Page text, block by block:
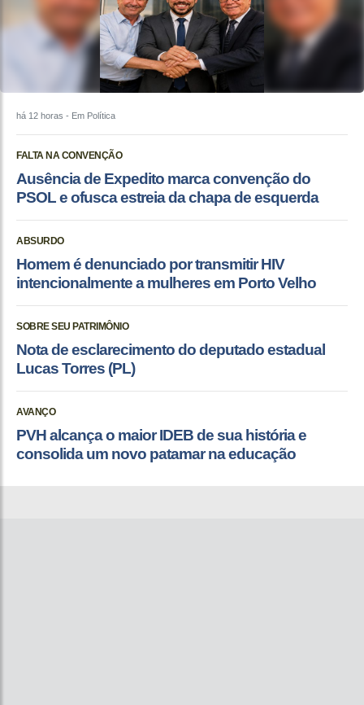
há 12 horas - Em Política
FALTA NA CONVENÇÃO
Ausência de Expedito marca convenção do
PSOL e ofusca estreia da chapa de esquerda
ABSURDO
Homem é denunciado por transmitir HIV
intencionalmente a mulheres em Porto Velho
SOBRE SEU PATRIMÔNIO
Nota de esclarecimento do deputado estadual
Lucas Torres (PL)
AVANÇO
PVH alcança o maior IDEB de sua história e
consolida um novo patamar na educação